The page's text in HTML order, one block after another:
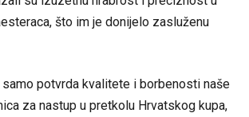
što im je donijelo zasluženu
samo potvrda kvalitete i borbenosti naše
za nastup u pretkolu Hrvatskog kupa,